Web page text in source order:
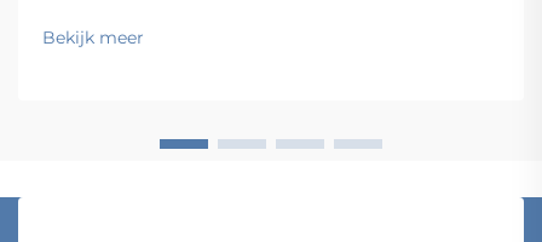
brengen, terwijl ze tegelijkertijd voldoen aan
specifieke operationele eisen. Van magazijnen en
Bekijk meer